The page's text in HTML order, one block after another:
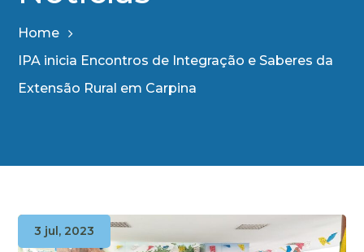
Home
IPA inicia Encontros de Integração e Saberes da
Extensão Rural em Carpina
3 jul, 2023